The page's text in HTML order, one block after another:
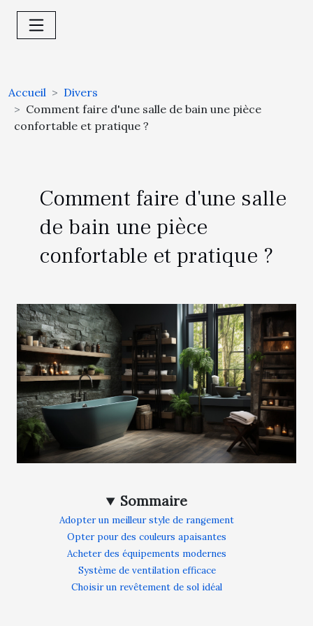
Accueil
Divers
Comment faire d'une salle de bain une pièce
confortable et pratique ?
Comment faire d'une salle
de bain une pièce
confortable et pratique ?
Sommaire
Adopter un meilleur style de rangement
Opter pour des couleurs apaisantes
Acheter des équipements modernes
Système de ventilation efficace
Choisir un revêtement de sol idéal